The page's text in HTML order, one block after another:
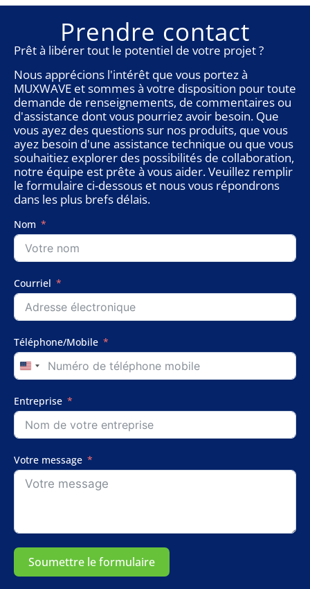
Prendre contact
Prêt à libérer tout le potentiel de votre projet ?
Nous apprécions l'intérêt que vous portez à
MUXWAVE et sommes à votre disposition pour toute
demande de renseignements, de commentaires ou
d'assistance dont vous pourriez avoir besoin. Que
vous ayez des questions sur nos produits, que vous
ayez besoin d'une assistance technique ou que vous
souhaitiez explorer des possibilités de collaboration,
notre équipe est prête à vous aider. Veuillez remplir
le formulaire ci-dessous et nous vous répondrons
dans les plus brefs délais.
Nom
Courriel
Téléphone/Mobile
United
States
+1
Entreprise
Votre message
Soumettre le formulaire